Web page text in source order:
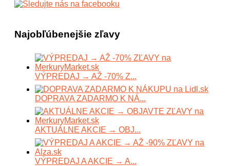
Najobľúbenejšie zľavy
VÝPREDAJ → AŽ -70% Z...
DOPRAVA ZADARMO K NÁ...
AKTUÁLNE AKCIE → OBJ...
VÝPREDAJ A AKCIE → A...